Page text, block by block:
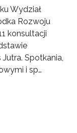
Wydział
Rozwoju
konsultacji
Spotkania,
i sp…